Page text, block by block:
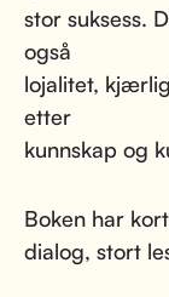
stor suksess.
også
lojalitet,
etter
kunnskap og
Boken har
dialog, stort